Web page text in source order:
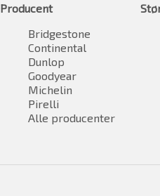
Producent
Bridgestone
Continental
Dunlop
Goodyear
Michelin
Pirelli
Alle producenter